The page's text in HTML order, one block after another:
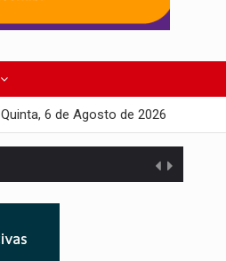
Quinta, 6 de Agosto de 2026